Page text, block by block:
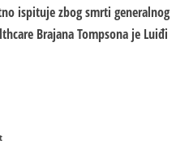
ispituje zbog smrti generalnog
Brajana Tompsona je Luiđi
on